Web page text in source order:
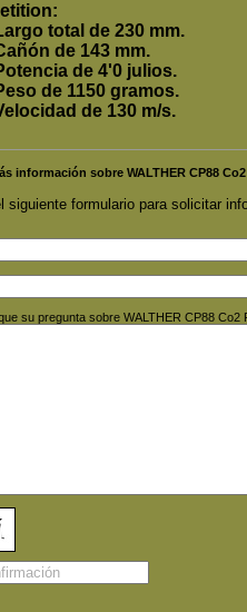
total de 230 mm.
de 143 mm.
de 4'0 julios.
de 1150 gramos.
de 130 m/s.
información sobre WALTHER CP88
siguiente formulario para solicitar
su pregunta sobre WALTHER CP88 Co2